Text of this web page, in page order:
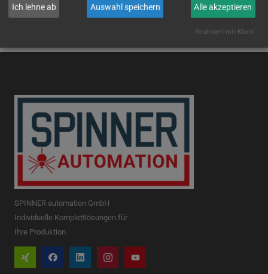
SPINNER automation GmbH
Individuelle Komplettlösungen für
Ihre Produktion
Ich lehne ab Auswahl speichern Alle akzeptieren
Realisiert mit Klaro!